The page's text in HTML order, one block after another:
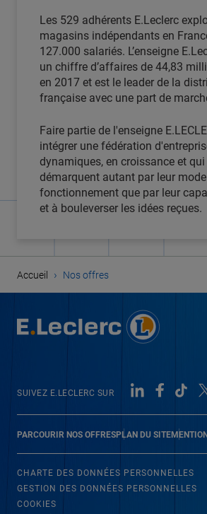
Les 529 adhérents E.Leclerc
magasins indépendants en
127.000 salariés. L’enseigne
un chiffre d’affaires de 44,83
en 2017 et est le leader de la
française avec une part de
Faire partie de l'enseigne
intégrer une fédération
dynamiques, en croissance et qui
démarquent autant par leur
fonctionnement que par leur
et à bouleverser les idées reçues.
Accueil › Nos offres
PARCOURIR NOS OFFRESPLAN DU SITE
SUIVEZ E.LECLERC SUR
CHARTE DES DONNÉES PERSONNELLES
GESTION DES DONNÉES PERSONNELLES
COOKIES